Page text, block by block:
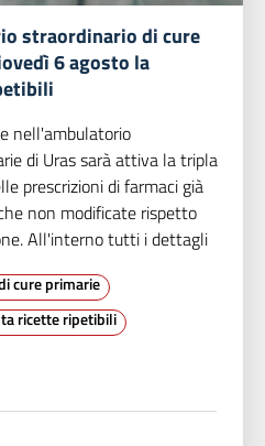
straordinario di cure
6 agosto la
nell'ambulatorio
di Uras sarà attiva la tripla
prescrizioni di farmaci già
non modificate rispetto
All'interno tutti i dettagli
cure primarie
ricette ripetibili